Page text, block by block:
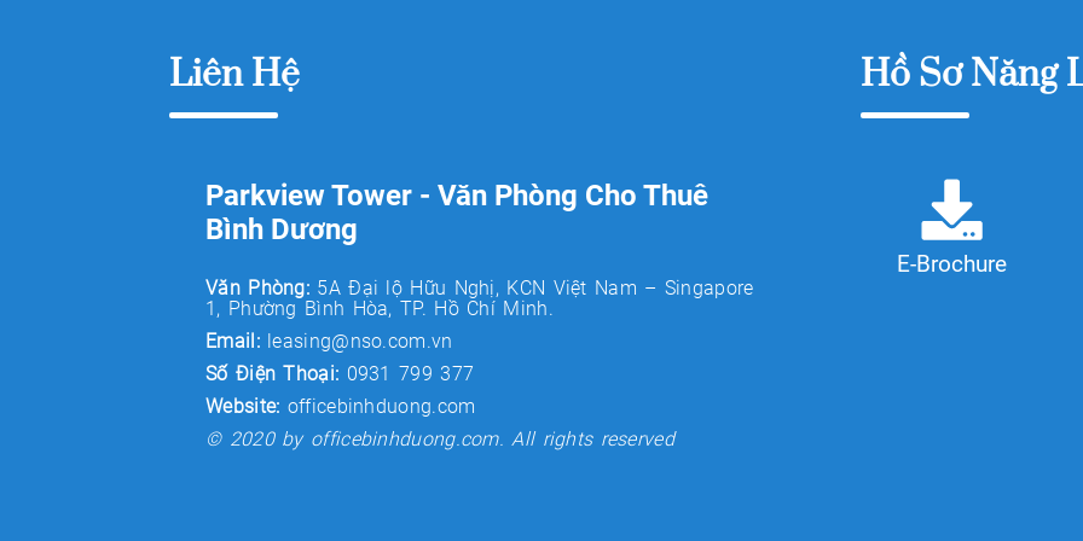
Liên Hệ
Parkview Tower - Văn Phòng Cho Thuê
Bình Dương
Văn Phòng: 5A Đại lộ Hữu Nghị, KCN Việt Nam – Singapore
1, Phường Bình Hòa, TP. Hồ Chí Minh.
Email: leasing@nso.com.vn
Số Điện Thoại: 0931 799 377
Website: officebinhduong.com
© 2020 by officebinhduong.com. All rights reserved
Hồ Sơ Năng
E-Brochure